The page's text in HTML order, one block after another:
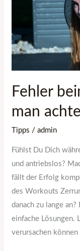
Fehler
man
Tipps /admin
Fühlst Du Dich
und antriebslos?
fällt der Erfolg
des Workouts
danach zu lange
einfache Lösungen.
verursachen
sollte